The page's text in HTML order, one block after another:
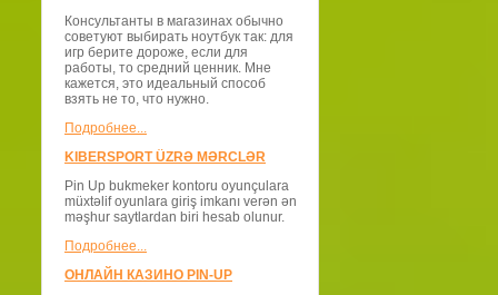
Консультанты в магазинах обычно
советуют выбирать ноутбук так: для
игр берите дороже, если для
работы, то средний ценник. Мне
кажется, это идеальный способ
взять не то, что нужно.
Подробнее...
KIBERSPORT ÜZRƏ MƏRCLƏR
Pin Up bukmeker kontoru oyunçulara
müxtəlif oyunlara giriş imkanı verən ən
məşhur saytlardan biri hesab olunur.
Подробнее...
ОНЛАЙН КАЗИНО PIN-UP